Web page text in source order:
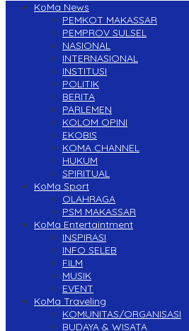
KoMa News
PEMKOT MAKASSAR
PEMPROV SULSEL
NASIONAL
INTERNASIONAL
INSTITUSI
POLITIK
BERITA
PARLEMEN
KOLOM OPINI
EKOBIS
KOMA CHANNEL
HUKUM
SPIRITUAL
KoMa Sport
OLAHRAGA
PSM MAKASSAR
KoMa Entertaintment
INSPIRASI
INFO SELEB
FILM
MUSIK
EVENT
KoMa Traveling
KOMUNITAS/ORGANISASI
BUDAYA & WISATA